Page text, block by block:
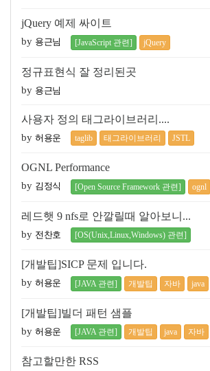
jQuery 예제 싸이트
by 용근님 [JavaScript 관련] jQuery
정규표현식 잘 정리된곳
by 용근님
사용자 정의 태그라이브러리....
by 허용운 taglib 태그라이브러리 JSTL
OGNL Performance
by 김정식 [Open Source Framework 관련] ognl
레드햇 9 nfs로 안깔릴때 알아보니...
by 전찬호 [OS(Unix,Linux,Windows) 관련]
[개발팁]SICP 문제 입니다.
by 허용운 [JAVA 관련] 개발팁 자바 java
[개발팁]빌더 패턴 샘플
by 허용운 [JAVA 관련] 개발팁 java 자바
참고할만한 RSS